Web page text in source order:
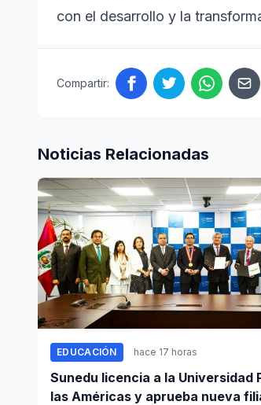
con el desarrollo y la
Compartir:
Noticias Relacionadas
EDUCACIÓN hace 17 horas
Sunedu licencia a la Universidad
las Américas y aprueba nueva